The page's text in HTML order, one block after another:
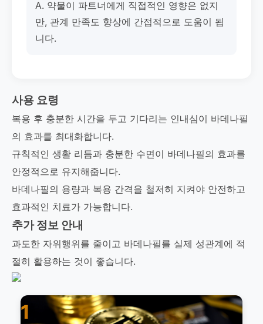
A. 약물이 파트너에게 직접적인 영향은 없지
만, 관계 만족도 향상에 간접적으로 도움이 됩
니다.
사용 요령
복용 후 충분한 시간을 두고 기다리는 인내심이 바데나필
의 효과를 최대화합니다.
규칙적인 생활 리듬과 충분한 수면이 바데나필의 효과를
안정적으로 유지해줍니다.
바데나필의 용량과 복용 간격을 철저히 지켜야 안전하고
효과적인 치료가 가능합니다.
추가 정보 안내
과도한 자위행위를 줄이고 바데나필를 실제 성관계에 적
절히 활용하는 것이 좋습니다.
1